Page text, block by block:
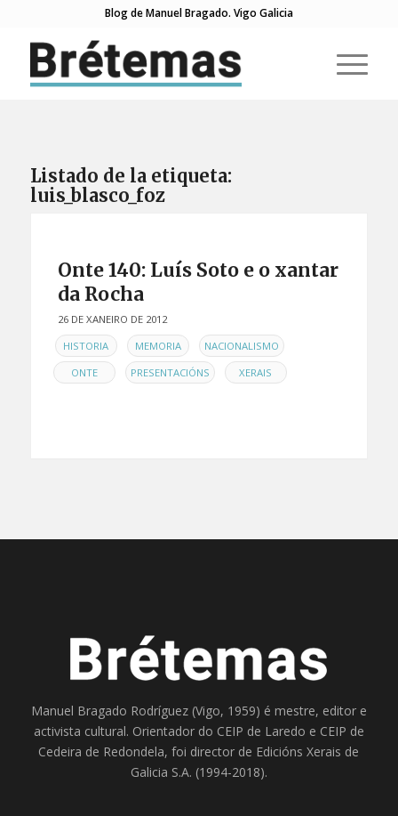
Blog de Manuel Bragado. Vigo Galicia
Listado de la etiqueta:
luis_blasco_foz
Onte 140: Luís Soto e o xantar
da Rocha
26 DE XANEIRO DE 2012
EN HISTORIA , MEMORIA , NACIONALISMO ,
ONTE , PRESENTACIÓNS , XERAIS
Manuel Bragado Rodríguez (Vigo, 1959) é mestre, editor e
activista cultural. Orientador do CEIP de Laredo e CEIP de
Cedeira de Redondela, foi director de Edicións Xerais de
Galicia S.A. (1994-2018).